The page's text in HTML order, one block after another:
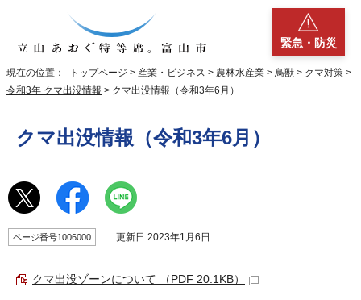
緊急・防災
現在の位置： トップページ > 産業・ビジネス > 農林水産業 > 鳥獣 > クマ対策 >
令和3年 クマ出没情報 > クマ出没情報（令和3年6月）
クマ出没情報（令和3年6月）
ページ番号1006000 更新日 2023年1月6日
クマ出没ゾーンについて （PDF 20.1KB）